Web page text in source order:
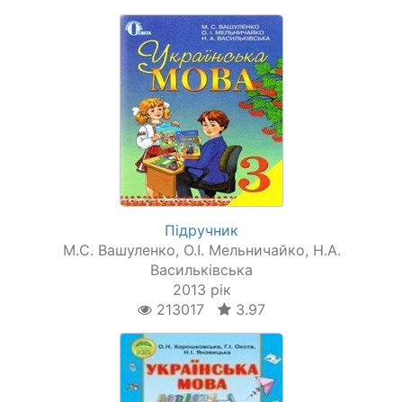
Підручник
М.С. Вашуленко, О.І. Мельничайко, Н.А.
Васильківська
2013 рік
213017
3.97